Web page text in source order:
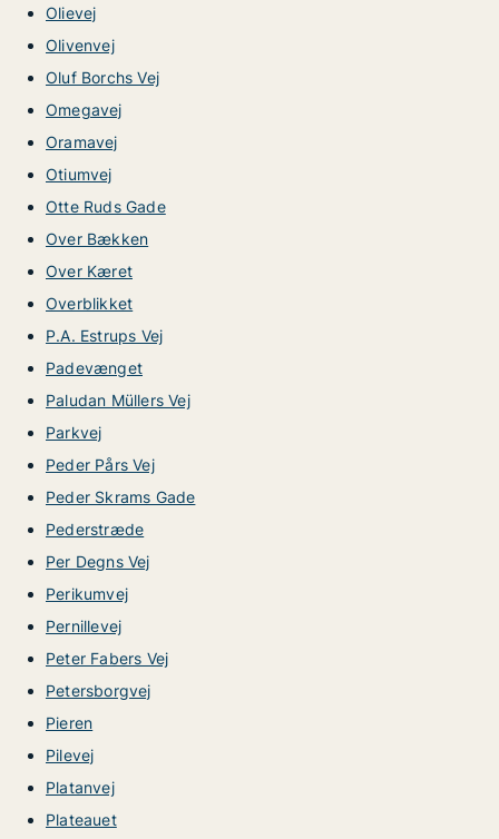
Olievej
Olivenvej
Oluf Borchs Vej
Omegavej
Oramavej
Otiumvej
Otte Ruds Gade
Over Bækken
Over Kæret
Overblikket
P.A. Estrups Vej
Padevænget
Paludan Müllers Vej
Parkvej
Peder Pårs Vej
Peder Skrams Gade
Pederstræde
Per Degns Vej
Perikumvej
Pernillevej
Peter Fabers Vej
Petersborgvej
Pieren
Pilevej
Platanvej
Plateauet